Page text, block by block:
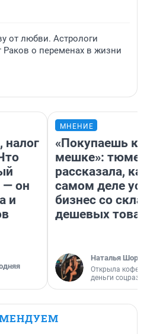
от любви. Астрологи
Раков о переменах в жизни
налог
— он
и
МНЕНИЕ
«Покупаешь
мешке»:
рассказала,
самом деле
бизнес со
дешевых
Наталья
Открыла
деньги